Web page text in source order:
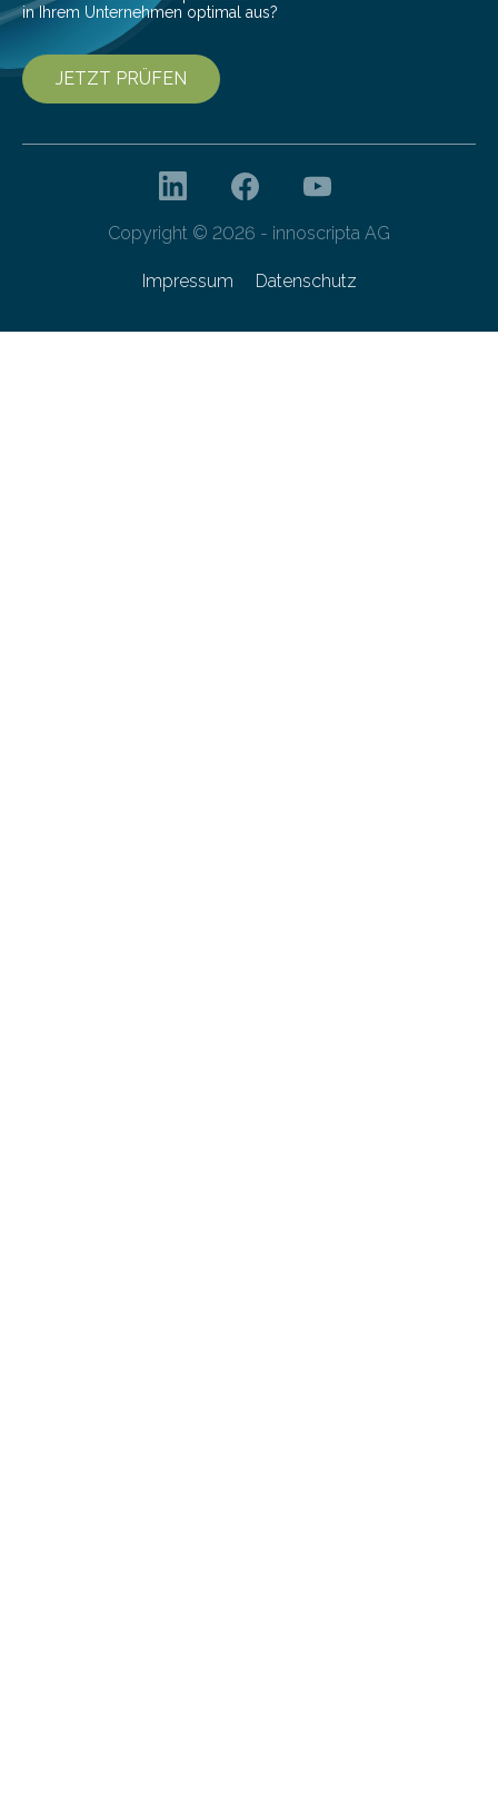
in Ihrem Unternehmen optimal aus?
JETZT PRÜFEN
Copyright © 2026 - innoscripta AG
Impressum Datenschutz